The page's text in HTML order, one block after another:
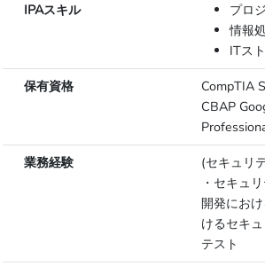
IPAスキル
プロ
情報
ITス
保有資格
CompTIA
CBAP
業務経験
(セキュリ
・セキュ
開発にお
けるセキ
テスト